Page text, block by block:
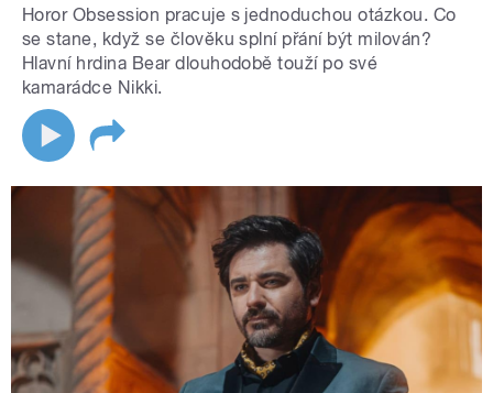
Horor Obsession pracuje s jednoduchou otázkou. Co
se stane, když se člověku splní přání být milován?
Hlavní hrdina Bear dlouhodobě touží po své
kamarádce Nikki.